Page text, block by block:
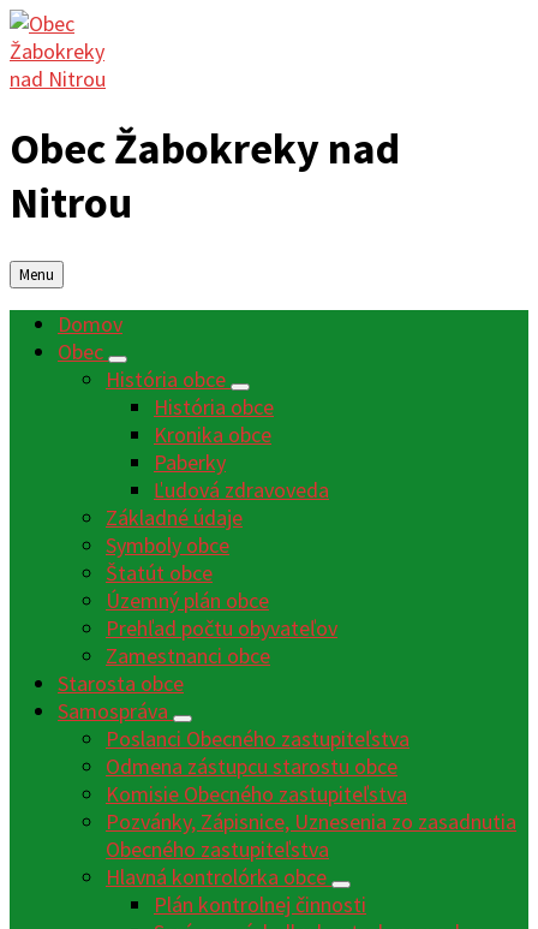
Obec Žabokreky nad
Nitrou
Menu
Domov
Obec
História obce
História obce
Kronika obce
Paberky
Ľudová zdravoveda
Základné údaje
Symboly obce
Štatút obce
Územný plán obce
Prehľad počtu obyvateľov
Zamestnanci obce
Starosta obce
Samospráva
Poslanci Obecného zastupiteľstva
Odmena zástupcu starostu obce
Komisie Obecného zastupiteľstva
Pozvánky, Zápisnice, Uznesenia zo zasadnutia
Obecného zastupiteľstva
Hlavná kontrolórka obce
Plán kontrolnej činnosti